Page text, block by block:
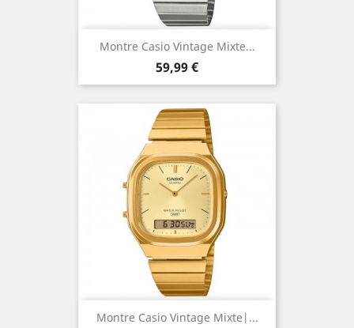
Montre Casio Vintage Mixte...
Prix
59,99 €
Montre Casio Vintage Mixte|...